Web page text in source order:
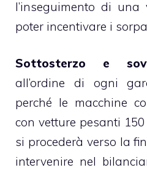
l’inseguimento di
poter incentivare i
Sottosterzo e
all’ordine di ogni
perché le macchine
con vetture pesanti
si procederà verso la
intervenire nel